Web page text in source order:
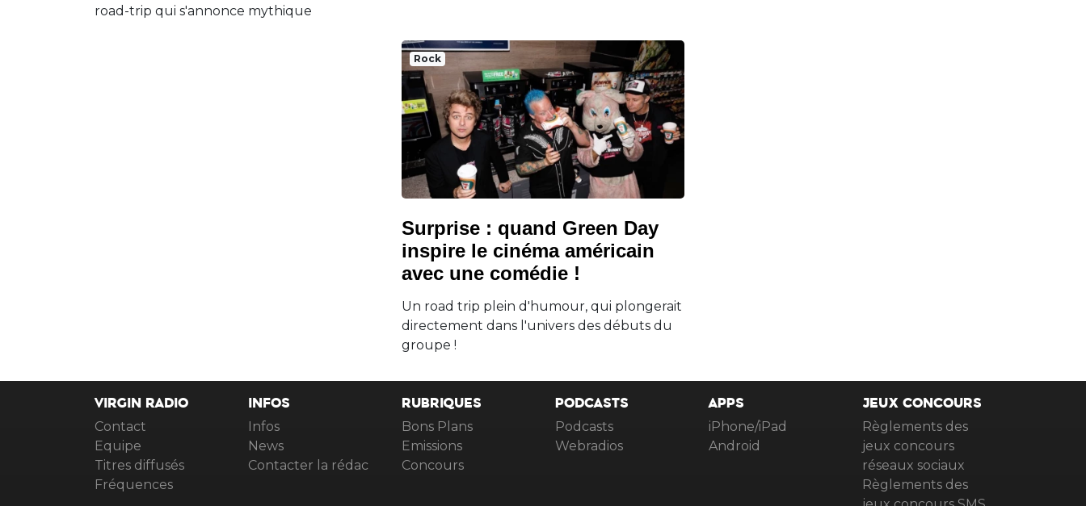
road-trip qui s'annonce mythique
Rock
Surprise : quand Green Day
inspire le cinéma américain
avec une comédie !
Un road trip plein d'humour, qui plongerait
directement dans l'univers des débuts du
groupe !
VIRGIN RADIO
Contact
Equipe
Titres diffusés
Fréquences
INFOS
Infos
News
Contacter la rédac
RUBRIQUES
Bons Plans
Emissions
Concours
PODCASTS
Podcasts
Webradios
APPS
iPhone/iPad
Android
JEUX CONCOURS
Règlements des
jeux concours
réseaux sociaux
Règlements des